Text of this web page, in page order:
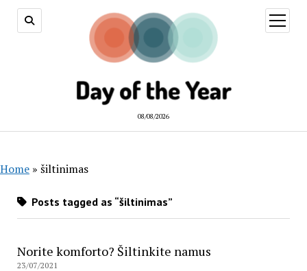
08/08/2026
open
menu
Home » šiltinimas
Posts tagged as “šiltinimas”
Norite komforto? Šiltinkite namus
23/07/2021